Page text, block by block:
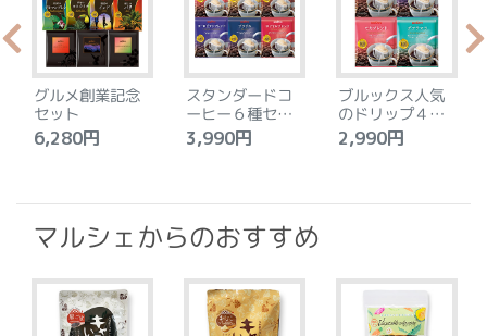
グルメ創業記念
セット
6,280円
スタンダードコ
ーヒー６種セッ
ト
3,990円
ブルックス人気
のドリップ４種
セット
2,990円
マルシェからのおすすめ